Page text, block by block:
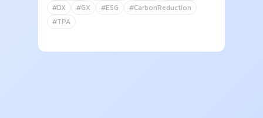
#DX
#GX #ESG
#CarbonReduction
#TPA